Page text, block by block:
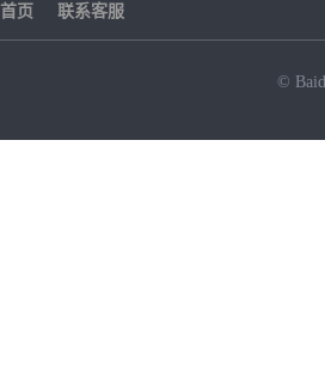
首页 联系客服
©